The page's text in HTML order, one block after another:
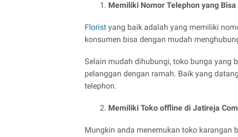
Memiliki Nomor Telephon yang
Florist yang baik adalah yang memiliki
konsumen bisa dengan mudah
Selain mudah dihubungi, toko bunga yang
pelanggan dengan ramah. Baik yang
telephon.
Memiliki Toko offline di Jatireja
Mungkin anda menemukan toko karangan